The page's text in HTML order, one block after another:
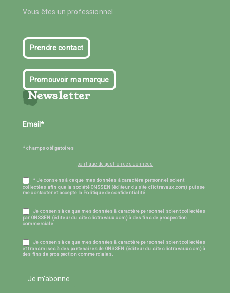
Vous êtes un professionnel
Prendre contact
Promouvoir ma marque
Newsletter
* champs obligatoires
politique de gestion des données
* Je consens à ce que mes données à caractère personnel soient
collectées afin que la société ONSSEN (éditeur du site clictravaux.com) puisse
me contacter et accepte la Politique de confidentialité.
Je consens à ce que mes données à caractère personnel soient collectées
par ONSSEN (éditeur du site clictravaux.com) à des fins de prospection
commerciale.
Je consens à ce que mes données à caractère personnel soient collectées
et transmises à des partenaires de ONSSEN (éditeur du site clictravaux.com) à
des fins de prospection commerciales.
Je m'abonne